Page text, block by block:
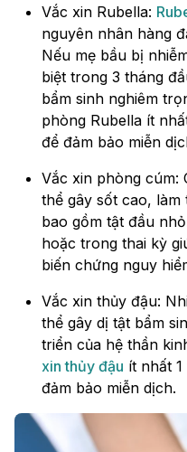
Vắc xin Rubella:
nguyên nhân hàng
Nếu mẹ bầu bị
biệt trong 3 tháng
bẩm sinh nghiêm
phòng Rubella ít
để đảm bảo miễn
Vắc xin phòng cúm:
thể gây sốt cao, làm
bao gồm tật đầu
hoặc trong thai kỳ
biến chứng nguy
Vắc xin thủy đậu:
thể gây dị tật bẩm
triển của hệ thần
xin thủy đậu ít nhất
đảm bảo miễn dịch.